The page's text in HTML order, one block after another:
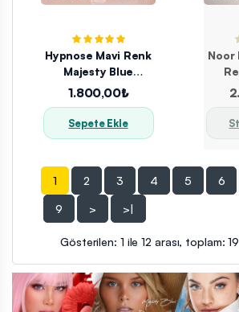
Hypnose Mavi Renk
Majesty Blue
(1YILLIK)
1.800,00₺
Sepete Ekle
Noor
1 2 3 4 5 6
9 > >|
Gösterilen: 1 ile 12 arası, toplam: